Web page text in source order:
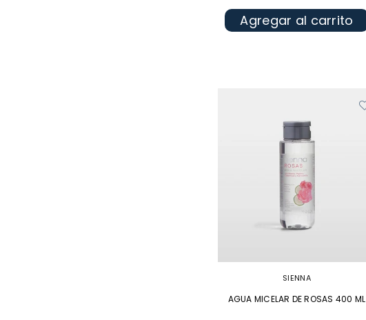
Agregar al carrito
SIENNA
AGUA MICELAR DE ROSAS 400 ML